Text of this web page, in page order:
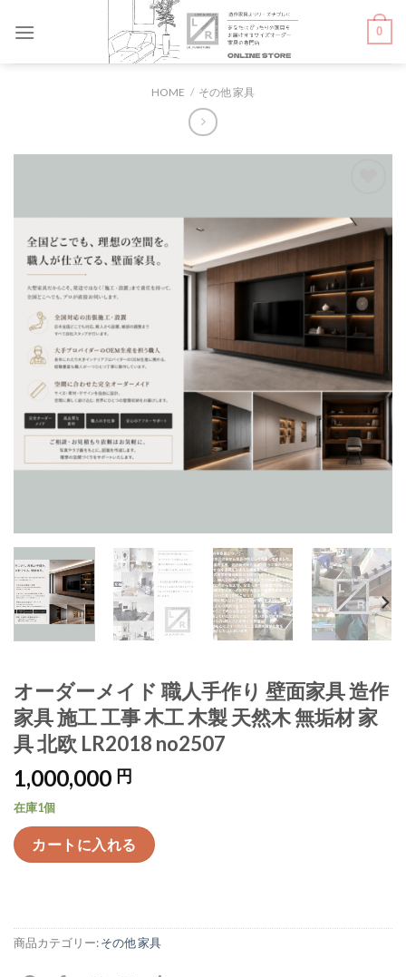
0
HOME / その他 家具
に入
りに
追加
オーダーメイド 職人手作り 壁面家具 造作
家具 施工 工事 木工 木製 天然木 無垢材 家
具 北欧 LR2018 no2507
1,000,000 円
在庫1個
カートに入れる
商品カテゴリー:その他 家具